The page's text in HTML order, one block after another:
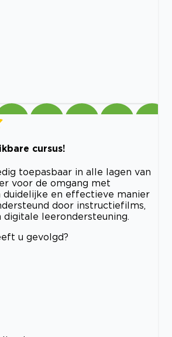
cursus!
toepasbaar in alle lagen van
voor de omgang met
duidelijke en effectieve manier
door instructiefilms,
digitale leerondersteuning.
u gevolgd?